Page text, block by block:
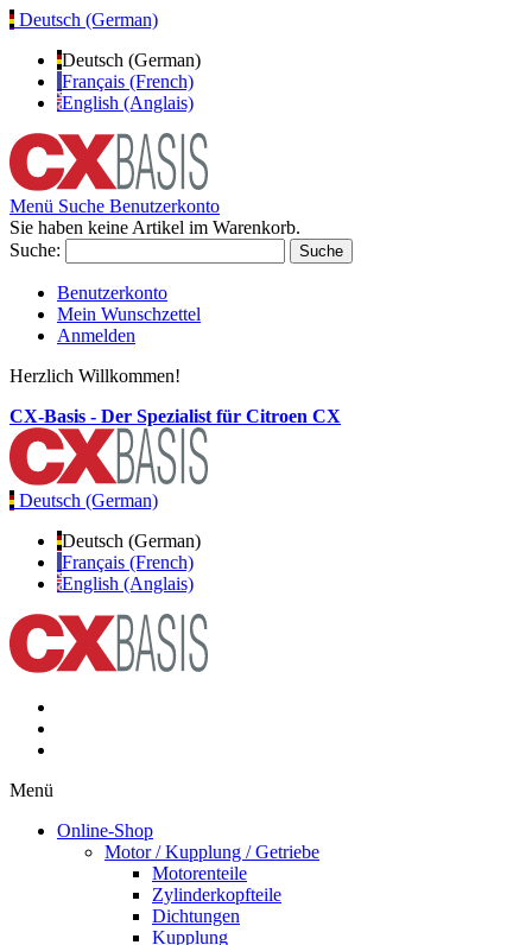
Deutsch (German)
Deutsch (German)
Français (French)
English (Anglais)
Menü Suche Benutzerkonto
Sie haben keine Artikel im Warenkorb.
Suche:
Suche
Benutzerkonto
Mein Wunschzettel
Anmelden
Herzlich Willkommen!
CX-Basis - Der Spezialist für Citroen CX
Deutsch (German)
Deutsch (German)
Français (French)
English (Anglais)
Menü
Online-Shop
Motor / Kupplung / Getriebe
Motorenteile
Zylinderkopfteile
Dichtungen
Kupplung